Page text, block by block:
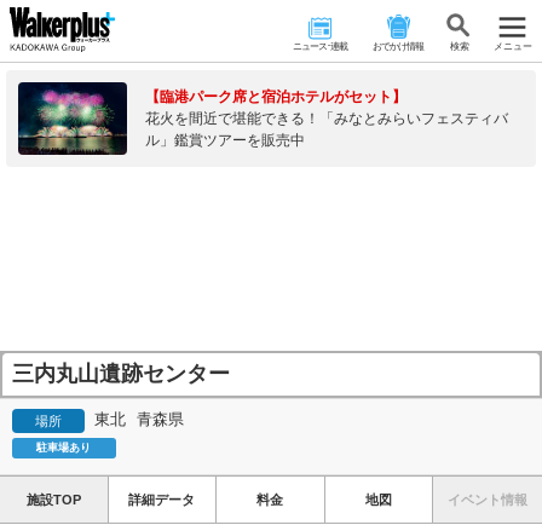
ニュース･連載 おでかけ情報 検 索 メニュー
【臨港パーク席と宿泊ホテルがセット】
花火を間近で堪能できる！「みなとみらいフェスティバ
ル」鑑賞ツアーを販売中
三内丸山遺跡センター
場所 東北 青森県
駐車場あり
施設TOP 詳細データ 料金 地図 イベント情報